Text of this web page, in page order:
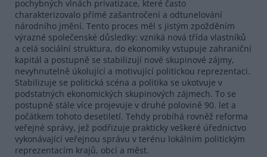
pochybných vlnách privatizace, které často
charakterizovalo přímé zašantročení a odtunelování
národního jmění. Tento proces měl s jistým zpožděním
výrazné společenské důsledky: vzniká nová třída vlastníků
a celá sociální struktura, do ekonomiky vstupuje zahraniční
kapitál a postupně se stabilizují nové skupinové zájmy,
nevyhnutelně úkolující a motivující politickou reprezentaci.
Stabilizuje se politická scéna a politika se ukotvuje v
podstatných ekonomických skupinových zájmech. To se
postupně stále více projevuje v druhé polovině 90. let a
počátkem tohoto desetiletí. Tehdy probíhá rovněž reforma
veřejné správy, jež podřizuje prakticky veškeré úřednictvo
vykonávající veřejnou správu v terénu lokálním politickým
reprezentacím krajů, obcí a měst.